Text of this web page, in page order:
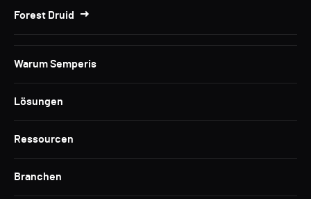
Forest Druid
Warum Semperis
Lösungen
Ressourcen
Branchen